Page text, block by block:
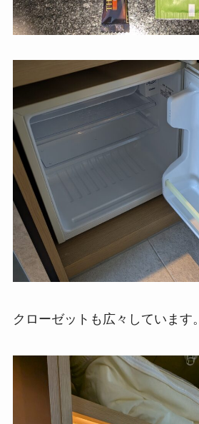
クローゼットも広々しています。